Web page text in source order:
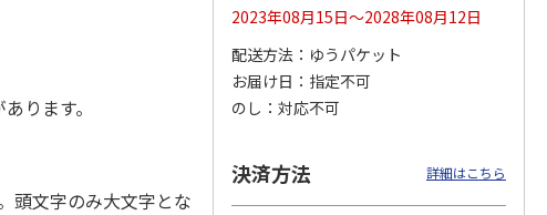
冒険 黄金の
POP …
『ジョジョの奇妙な
冒険 スターダスト
クルセイダース』
3,300円
(送料別・税込)
3,300円
(送料別・税込)
ります。
頭文字のみ大文字とな
2023年08月15日～2028年08月12日
配送方法
ゆうパケット
お届け日
指定不可
のし
対応不可
決済方法 詳細はこちら